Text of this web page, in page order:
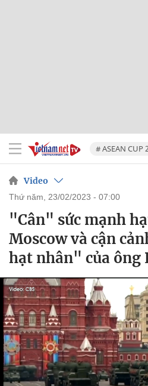
# ASEAN CUP
Video
thứ năm, 23/02/2023 - 07:00
"Cân" sức mạnh
Moscow và cận
hạt nhân" của ông